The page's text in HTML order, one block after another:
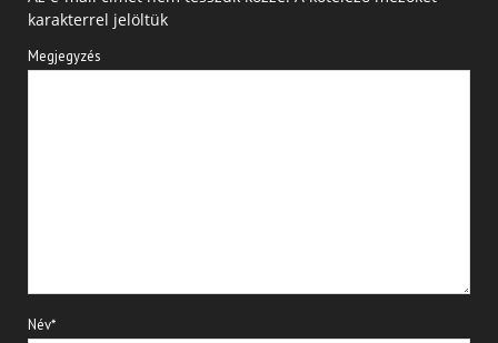
karakterrel jelöltük
Megjegyzés
Név*